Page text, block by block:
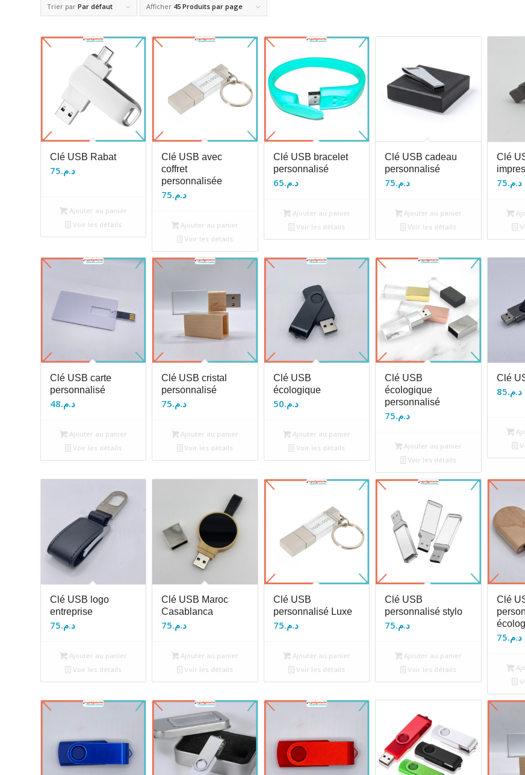
Trier par Par défaut Afficher 45 Produits par page
Clé USB Rabat
د.م.75
Ajouter au panier
Voir les détails
Clé USB avec
coffret
personnalisée
د.م.75
Ajouter au panier
Voir les détails
Clé USB bracelet
personnalisé
د.م.65
Ajouter au panier
Voir les détails
Clé USB cadeau
personnalisé
د.م.75
Ajouter au panier
Voir les détails
Clé
د.م.75
Clé USB carte
personnalisé
د.م.48
Ajouter au panier
Voir les détails
Clé USB cristal
personnalisé
د.م.75
Ajouter au panier
Voir les détails
Clé USB
écologique
د.م.50
Ajouter au panier
Voir les détails
Clé USB
écologique
personnalisé
د.م.75
Ajouter au panier
Voir les détails
Clé
د.م.85
Clé USB logo
entreprise
د.م.75
Ajouter au panier
Voir les détails
Clé USB Maroc
Casablanca
د.م.75
Ajouter au panier
Voir les détails
Clé USB
personnalisé Luxe
د.م.75
Ajouter au panier
Voir les détails
Clé USB
personnalisé stylo
د.م.75
Ajouter au panier
Voir les détails
Clé
د.م.75